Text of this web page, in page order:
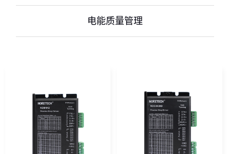
电能质量管理